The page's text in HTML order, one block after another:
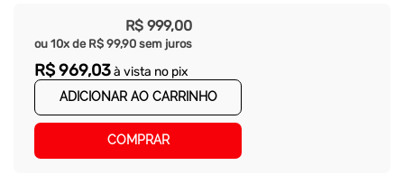
R$ 999,00
ou 10x de R$ 99,90 sem juros
R$969,03à vista no pix
ADICIONAR AO CARRINHO
COMPRAR